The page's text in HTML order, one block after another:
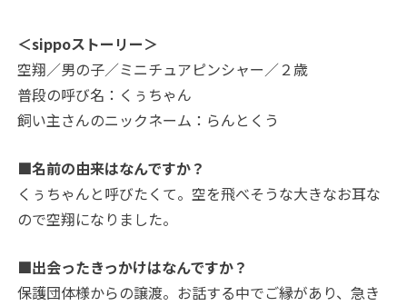
＜sippoストーリー＞
空翔／男の子／ミニチュアピンシャー／２歳
普段の呼び名：くぅちゃん
飼い主さんのニックネーム：らんとくう
■名前の由来はなんですか？
くぅちゃんと呼びたくて。空を飛べそうな大きなお耳な
ので空翔になりました。
■出会ったきっかけはなんですか？
保護団体様からの譲渡。お話する中でご縁があり、急き